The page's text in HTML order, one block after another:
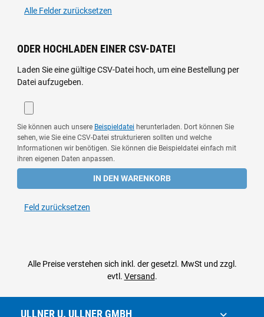
Alle Felder zurücksetzen
ODER HOCHLADEN EINER CSV-DATEI
Laden Sie eine gültige CSV-Datei hoch, um eine Bestellung per
Datei aufzugeben.
Sie können auch unsere Beispieldatei herunterladen. Dort können Sie
sehen, wie Sie eine CSV-Datei strukturieren sollten und welche
Informationen wir benötigen. Sie können die Beispieldatei einfach mit
ihren eigenen Daten anpassen.
IN DEN WARENKORB
Feld zurücksetzen
Alle Preise verstehen sich inkl. der gesetzl. MwSt und zzgl.
evtl. Versand.
ULLNER U. ULLNER GMBH